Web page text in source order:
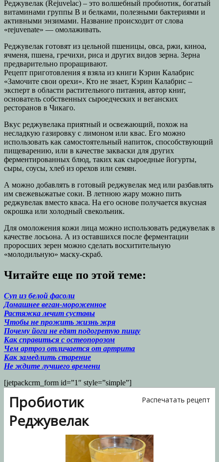
Реджувелак (Rejuvelac) – это волшебный пробиотик, богатый
витаминами группы В и белками, полезными бактериями и
активными энзимами. Название происходит от слова
«rejuvenate» — омолаживать.
Реджувелак готовят из цельной пшеницы, овса, ржи, киноа,
ячменя, пшена, гречихи, риса и других видов зерна. Зерна
предварительно проращивают.
Рецепт приготовления я взяла из книги Кэрин Калабрис
«Замочите свои орехи». Кто не знает, Кэрин Калабрис –
эксперт в области растительного питания, автор книг,
основатель собственных сыроедческих и веганских
ресторанов в Чикаго.
Вкус реджувелака приятный и освежающий, похож на
несладкую газировку с лимоном или квас. Его можно
использовать как самостоятельный напиток, способствующий
пищеварению, или в качестве закваски для других
ферментированных блюд, таких как сыроедные йогурты,
сыры, соусы, хлеб из орехов или семян.
А можно добавлять в готовый реджувелак мед или разбавлять
им свежевыжатые соки. В летнюю жару можно пить
реджувелак вместо кваса. На его основе получается вкусная
окрошка или холодный свекольник.
Для омоложения кожи лица можно использовать реджувелак в
качестве лосьона. А из оставшихся после ферментации
проросших зерен можно сделать восхитительную
«молодильную» маску-скраб.
Читайте еще по этой теме:
Суп из белой фасоли
Домашнее веган-мороженное
Растяжка лечит суставы
Чтобы не прожить жизнь жря
Почему йоги не едят подогретую пищу
Как справиться с остеопорозом
Чем артроз отличается от артрита
Как замедлить старение
Не ждите лучшего времени
[jetpackcrm_form id=”1″ style=”simple”]
Распечатать рецепт
Пробиотик
Реджувелак